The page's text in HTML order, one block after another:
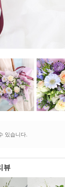
있습니다.
뷰